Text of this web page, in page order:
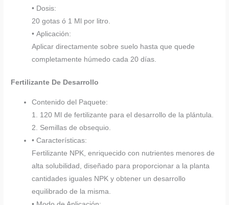
• Dosis:
20 gotas ó 1 Ml por litro.
• Aplicación:
Aplicar directamente sobre suelo hasta que quede
completamente húmedo cada 20 días.
Fertilizante De Desarrollo
Contenido del Paquete:
1. 120 Ml de fertilizante para el desarrollo de la plántula.
2. Semillas de obsequio.
• Características:
Fertilizante NPK, enriquecido con nutrientes menores de
alta solubilidad, diseñado para proporcionar a la planta
cantidades iguales NPK y obtener un desarrollo
equilibrado de la misma.